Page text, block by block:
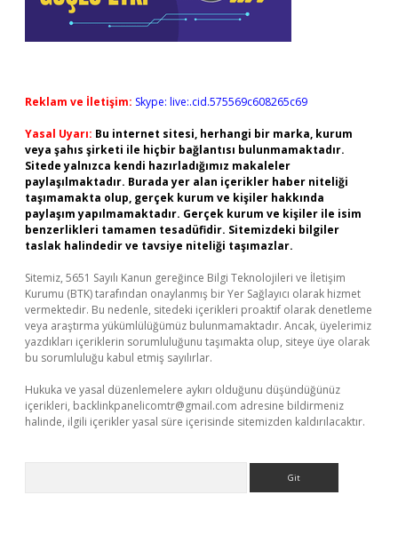
Reklam ve İletişim: Skype: live:.cid.575569c608265c69
Yasal Uyarı: Bu internet sitesi, herhangi bir marka, kurum
veya şahıs şirketi ile hiçbir bağlantısı bulunmamaktadır.
Sitede yalnızca kendi hazırladığımız makaleler
paylaşılmaktadır. Burada yer alan içerikler haber niteliği
taşımamakta olup, gerçek kurum ve kişiler hakkında
paylaşım yapılmamaktadır. Gerçek kurum ve kişiler ile isim
benzerlikleri tamamen tesadüfidir. Sitemizdeki bilgiler
taslak halindedir ve tavsiye niteliği taşımazlar.
Sitemiz, 5651 Sayılı Kanun gereğince Bilgi Teknolojileri ve İletişim
Kurumu (BTK) tarafından onaylanmış bir Yer Sağlayıcı olarak hizmet
vermektedir. Bu nedenle, sitedeki içerikleri proaktif olarak denetleme
veya araştırma yükümlülüğümüz bulunmamaktadır. Ancak, üyelerimiz
yazdıkları içeriklerin sorumluluğunu taşımakta olup, siteye üye olarak
bu sorumluluğu kabul etmiş sayılırlar.
Hukuka ve yasal düzenlemelere aykırı olduğunu düşündüğünüz
içerikleri, backlinkpanelicomtr@gmail.com adresine bildirmeniz
halinde, ilgili içerikler yasal süre içerisinde sitemizden kaldırılacaktır.